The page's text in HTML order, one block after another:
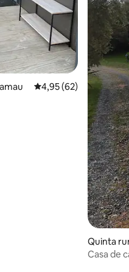
Classificação média
4,95 (62)
Quinta
Casa de